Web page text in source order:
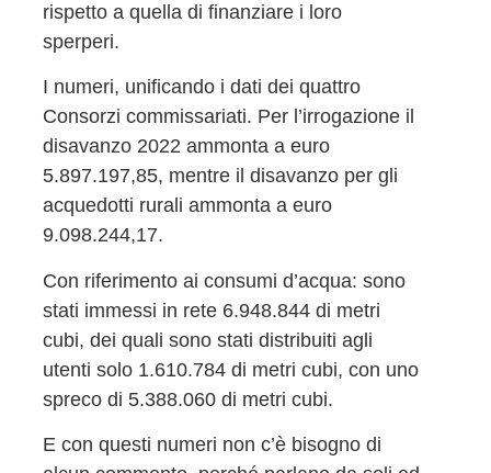
rispetto a quella di finanziare i loro
sperperi.
I numeri, unificando i dati dei quattro
Consorzi commissariati. Per l’irrogazione il
disavanzo 2022 ammonta a euro
5.897.197,85, mentre il disavanzo per gli
acquedotti rurali ammonta a euro
9.098.244,17.
Con riferimento ai consumi d’acqua: sono
stati immessi in rete 6.948.844 di metri
cubi, dei quali sono stati distribuiti agli
utenti solo 1.610.784 di metri cubi, con uno
spreco di 5.388.060 di metri cubi.
E con questi numeri non c’è bisogno di